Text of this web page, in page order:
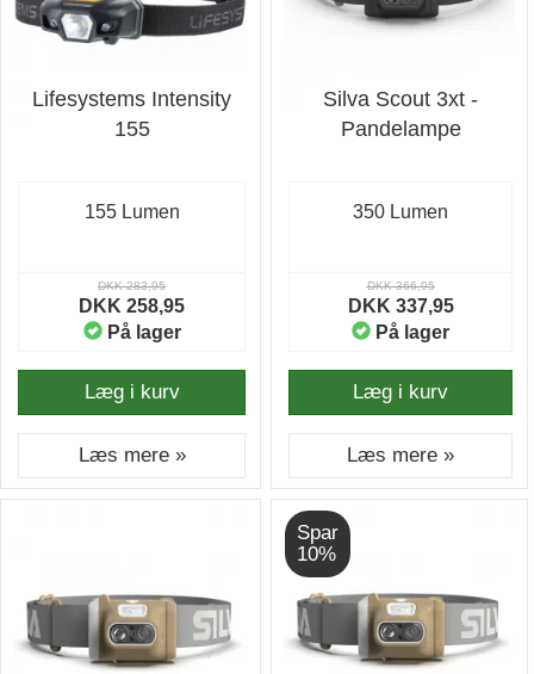
Lifesystems Intensity
155
155 Lumen
DKK 283,95
DKK 258,95
På lager
Læg i kurv
Læs mere »
Silva Scout 3xt -
Pandelampe
350 Lumen
DKK 366,95
DKK 337,95
På lager
Læg i kurv
Læs mere »
Spar
10%